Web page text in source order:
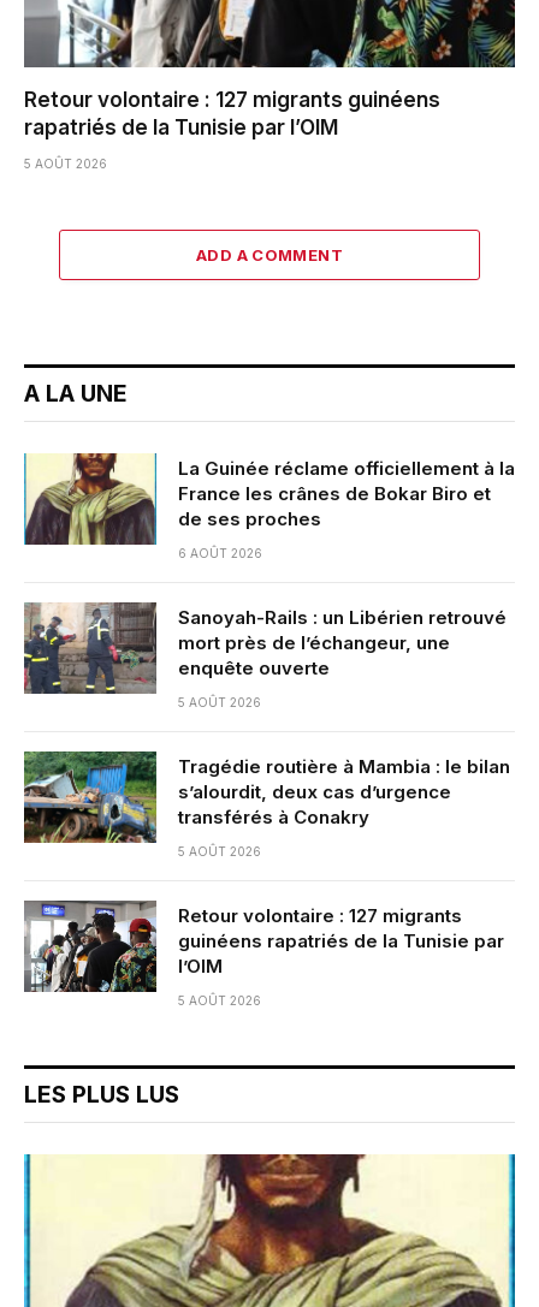
Retour volontaire : 127 migrants guinéens
rapatriés de la Tunisie par l’OIM
5 AOÛT 2026
ADD A COMMENT
A LA UNE
La Guinée réclame officiellement à la
France les crânes de Bokar Biro et
de ses proches
6 AOÛT 2026
Sanoyah-Rails : un Libérien retrouvé
mort près de l’échangeur, une
enquête ouverte
5 AOÛT 2026
Tragédie routière à Mambia : le bilan
s’alourdit, deux cas d’urgence
transférés à Conakry
5 AOÛT 2026
Retour volontaire : 127 migrants
guinéens rapatriés de la Tunisie par
l’OIM
5 AOÛT 2026
LES PLUS LUS